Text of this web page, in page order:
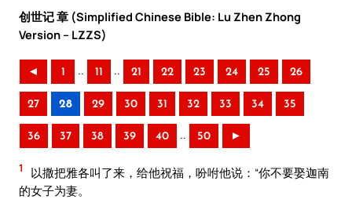
创世记 章 (Simplified Chinese Bible: Lu Zhen Zhong
Version – LZZS)
◄ 1 .. 11 .. 21 22 23 24 25 26
27 28 29 30 31 32 33 34 35
36 37 38 39 40 .. 50 ►
1
以撒把雅各叫了来，给他祝福，吩咐他说：“你不要娶迦南
的女子为妻。